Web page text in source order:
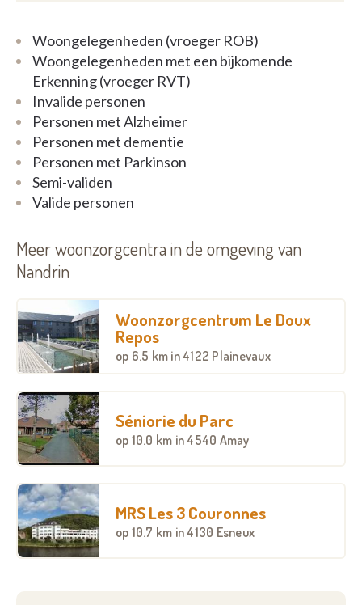
Woongelegenheden (vroeger ROB)
Woongelegenheden met een bijkomende
Erkenning (vroeger RVT)
Invalide personen
Personen met Alzheimer
Personen met dementie
Personen met Parkinson
Semi-validen
Valide personen
Meer woonzorgcentra in de omgeving van
Nandrin
Woonzorgcentrum Le Doux
Repos
op 6.5 km in 4122 Plainevaux
Séniorie du Parc
op 10.0 km in 4540 Amay
MRS Les 3 Couronnes
op 10.7 km in 4130 Esneux